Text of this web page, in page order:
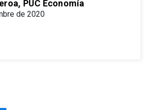
PUC Economía
de 2020